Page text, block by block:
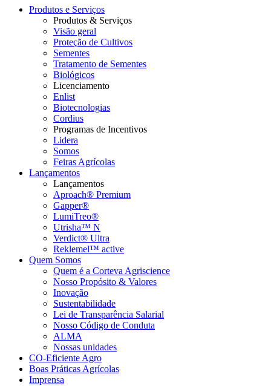
Produtos e Serviços
Produtos & Serviços
Visão geral
Proteção de Cultivos
Sementes
Tratamento de Sementes
Biológicos
Licenciamento
Enlist
Biotecnologias
Cordius
Programas de Incentivos
Lidera
Somos
Feiras Agrícolas
Lançamentos
Lançamentos
Aproach® Premium
Gapper®
LumiTreo®
Utrisha™ N
Verdict® Ultra
Reklemel™ active
Quem Somos
Quem é a Corteva Agriscience
Nosso Propósito & Valores
Inovação
Sustentabilidade
Lei de Transparência Salarial
Nosso Código de Conduta
ALMA
Nossas unidades
CO-Eficiente Agro
Boas Práticas Agrícolas
Imprensa